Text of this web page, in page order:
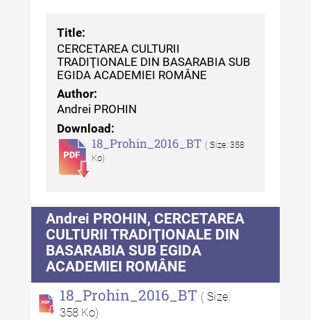
Acta Pangratia III (2025)
Indexul Complet
Alte publicatii, cataloage, volume de
autor
Indexul Complet
Despre Editură
Contact
Indexul Publicațiilor
Title:
CERCETAREA CULTURII
TRADIŢIONALE DIN BASARABIA SUB
EGIDA ACADEMIEI ROMÂNE
Author:
Andrei PROHIN
Download:
18_Prohin_2016_BT ( Size: 358
Ko)
Andrei PROHIN, CERCETAREA
CULTURII TRADIŢIONALE DIN
BASARABIA SUB EGIDA
ACADEMIEI ROMÂNE
18_Prohin_2016_BT ( Size:
358 Ko)